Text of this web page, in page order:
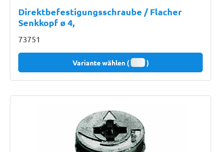
Direktbefestigungsschraube / Flacher
Senkkopf ø 4,
73751
Variante wählen ( )